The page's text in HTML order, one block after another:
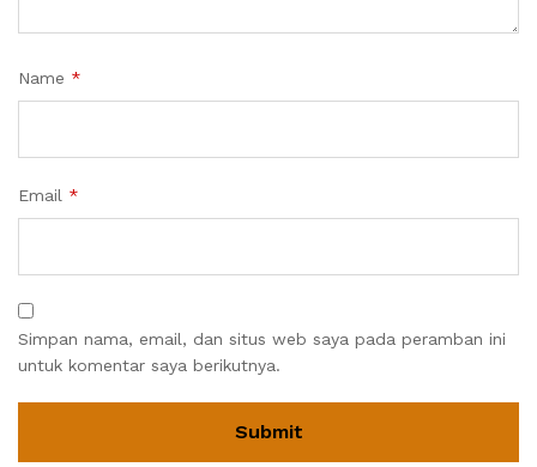
Name *
Email *
Simpan nama, email, dan situs web saya pada peramban ini
untuk komentar saya berikutnya.